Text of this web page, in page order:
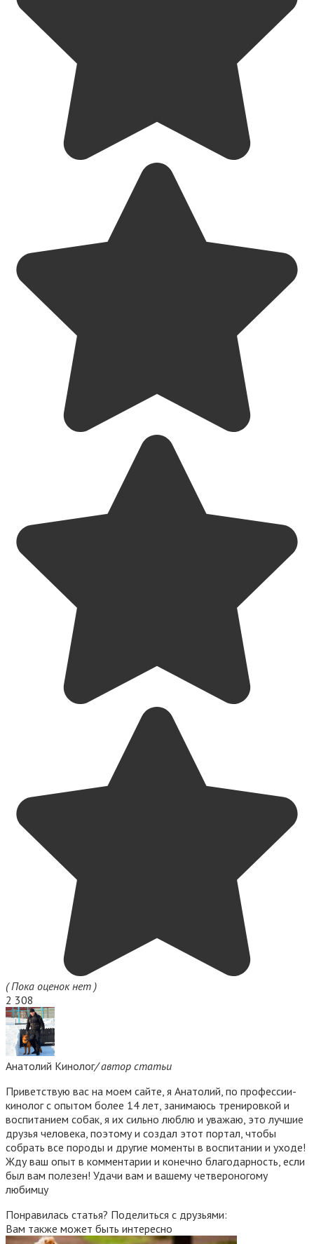
( Пока оценок нет )
2 308
Анатолий Кинолог/ автор статьи
Приветствую вас на моем сайте, я Анатолий, по профессии-
кинолог с опытом более 14 лет, занимаюсь тренировкой и
воспитанием собак, я их сильно люблю и уважаю, это лучшие
друзья человека, поэтому и создал этот портал, чтобы
собрать все породы и другие моменты в воспитании и уходе!
Жду ваш опыт в комментарии и конечно благодарность, если
был вам полезен! Удачи вам и вашему четвероногому
любимцу
Понравилась статья? Поделиться с друзьями:
Вам также может быть интересно